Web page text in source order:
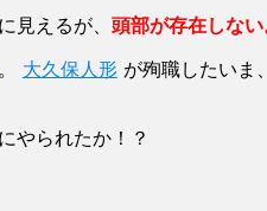
見えるが、 頭部が存在しない
大久保人形 が殉職したいま
やられたか！？